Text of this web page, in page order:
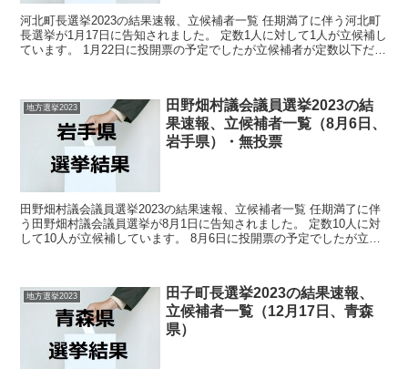
河北町長選挙2023の結果速報、立候補者一覧 任期満了に伴う河北町
長選挙が1月17日に告知されました。 定数1人に対して1人が立候補し
ています。 1月22日に投開票の予定でしたが立候補者が定数以下だっ
地方選挙2023
田野畑村議会議員選挙2023の結
果速報、立候補者一覧（8月6日、
岩手県）・無投票
田野畑村議会議員選挙2023の結果速報、立候補者一覧 任期満了に伴
う田野畑村議会議員選挙が8月1日に告知されました。 定数10人に対
して10人が立候補しています。 8月6日に投開票の予定でしたが立候
地方選挙2023
田子町長選挙2023の結果速報、
立候補者一覧（12月17日、青森
県）